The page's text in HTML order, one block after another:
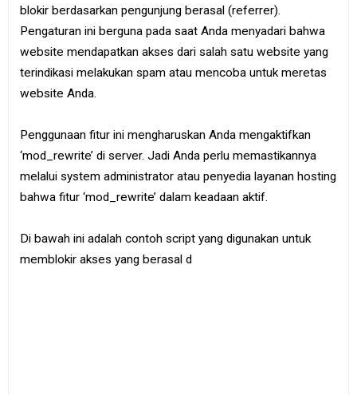
blokir berdasarkan pengunjung berasal (referrer).
Pengaturan ini berguna pada saat Anda menyadari bahwa
website mendapatkan akses dari salah satu website yang
terindikasi melakukan spam atau mencoba untuk meretas
website Anda.
Penggunaan fitur ini mengharuskan Anda mengaktifkan
‘mod_rewrite’ di server. Jadi Anda perlu memastikannya
melalui system administrator atau penyedia layanan hosting
bahwa fitur ‘mod_rewrite’ dalam keadaan aktif.
Di bawah ini adalah contoh script yang digunakan untuk
memblokir akses yang berasal d